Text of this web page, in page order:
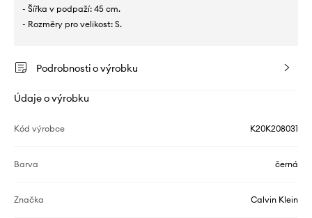
- Šířka v podpaží: 45 cm.
- Rozměry pro velikost: S.
Podrobnosti o výrobku
Údaje o výrobku
Kód výrobce K20K208031
Barva černá
Značka Calvin Klein